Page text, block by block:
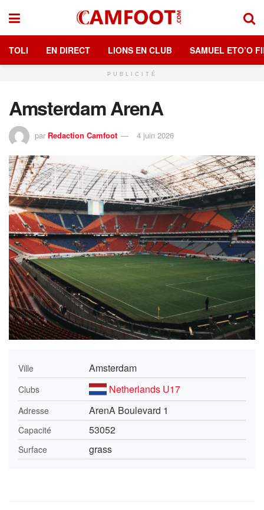
TOLI EN DIRECT LIONS EN CLUB SAMUEL ETO’O
PUBLICITÉ
Amsterdam ArenA
par Redaction Camfoot 4 juin 2026
Ville Amsterdam
Clubs Netherlands U17
Adresse ArenA Boulevard 1
Capacité 53052
Surface grass